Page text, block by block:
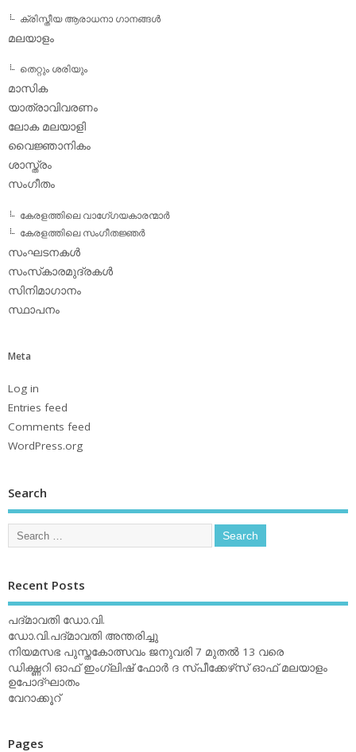
ക്രിസ്തീയ ആരാധനാ ഗാനങ്ങള്‍
മലയാളം
തെറ്റും ശരിയും
മാസിക
യാത്രാവിവരണം
ലോക മലയാളി
വൈജ്ഞാനികം
ശാസ്ത്രം
സംഗീതം
കേരളത്തിലെ വാഗേ്ഗയകാരന്മാര്‍
കേരളത്തിലെ സംഗീതജ്ഞര്‍
സംഘടനകള്‍
സംസ്‌കാരമുദ്രകള്‍
സിനിമാഗാനം
സ്ഥാപനം
Meta
Log in
Entries feed
Comments feed
WordPress.org
Search
Recent Posts
പദ്മാവതി ഡോ.വി.
ഡോ.വി.പദ്മാവതി അന്തരിച്ചു
നിയമസഭ പുസ്തകോത്സവം ജനുവരി 7 മുതല്‍ 13 വരെ
ഡിക്ഷ്ണറി ഓഫ് ഇംഗ്ലിഷ് ഫോര്‍ ദ സ്പീക്കേഴ്‌സ് ഓഫ് മലയാളം
ഉപോദ്ഘാതം
വേറാക്കൂറ്
Pages